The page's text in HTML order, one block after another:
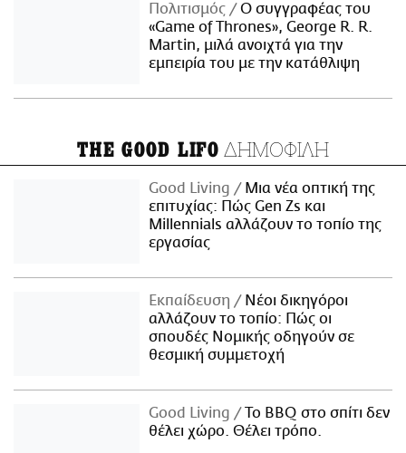
Πολιτισμός
Ο συγγραφέας του
«Game of Thrones», George R. R.
Martin, μιλά ανοιχτά για την
εμπειρία του με την κατάθλιψη
THE GOOD LIFO ΔΗΜΟΦΙΛΗ
Good Living
Μια νέα οπτική της
επιτυχίας: Πώς Gen Zs και
Millennials αλλάζουν το τοπίο της
εργασίας
Εκπαίδευση
Νέοι δικηγόροι
αλλάζουν το τοπίο: Πώς οι
σπουδές Νομικής οδηγούν σε
θεσμική συμμετοχή
Good Living
Το BBQ στο σπίτι δεν
θέλει χώρο. Θέλει τρόπο.